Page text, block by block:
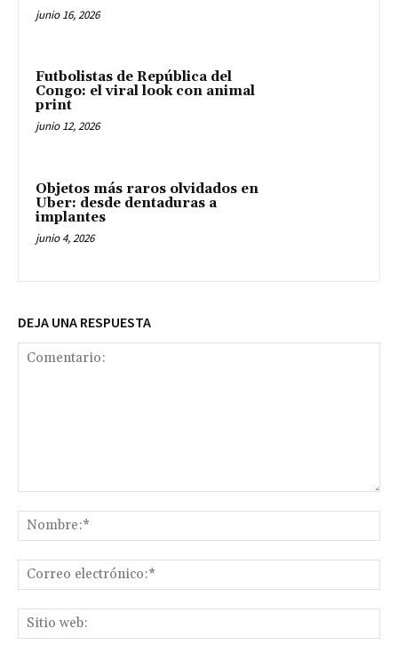
junio 16, 2026
Futbolistas de República del
Congo: el viral look con animal
print
junio 12, 2026
Objetos más raros olvidados en
Uber: desde dentaduras a
implantes
junio 4, 2026
DEJA UNA RESPUESTA